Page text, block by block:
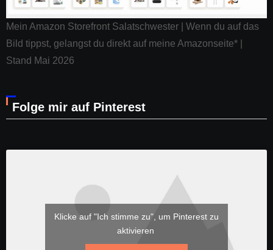
Mein Amazon Storefront Salatschwester | Wenn du auf das
Bild tippst, gelangst du direkt auf meine Amazonseite* |
Stand Mai 2026
Folge mir auf Pinterest
Klicke auf "Ich stimme zu", um Pinterest zu
aktivieren